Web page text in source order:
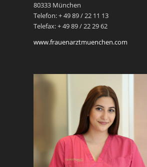
80333 München
Telefon: + 49 89 / 22 11 13
Telefax: + 49 89 / 22 29 62
www.frauenarztmuenchen.com